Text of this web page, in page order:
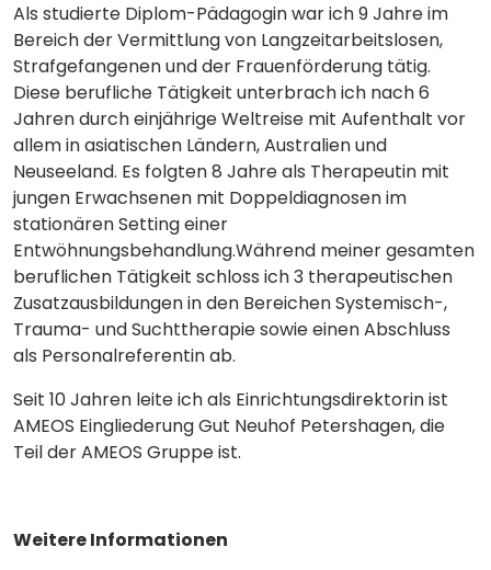
Als studierte Diplom-Pädagogin war ich 9 Jahre im
Bereich der Vermittlung von Langzeitarbeitslosen,
Strafgefangenen und der Frauenförderung tätig.
Diese berufliche Tätigkeit unterbrach ich nach 6
Jahren durch einjährige Weltreise mit Aufenthalt vor
allem in asiatischen Ländern, Australien und
Neuseeland. Es folgten 8 Jahre als Therapeutin mit
jungen Erwachsenen mit Doppeldiagnosen im
stationären Setting einer
Entwöhnungsbehandlung.Während meiner gesamten
beruflichen Tätigkeit schloss ich 3 therapeutischen
Zusatzausbildungen in den Bereichen Systemisch-,
Trauma- und Suchttherapie sowie einen Abschluss
als Personalreferentin ab.
Seit 10 Jahren leite ich als Einrichtungsdirektorin ist
AMEOS Eingliederung Gut Neuhof Petershagen, die
Teil der AMEOS Gruppe ist.
Weitere Informationen